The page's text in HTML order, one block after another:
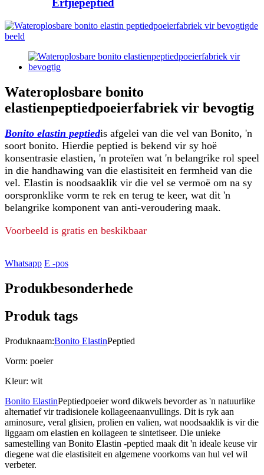
Ertjiepeptied
Wateroplosbare bonito
elastienpeptiedpoeierfabriek vir bevogtig
Bonito elastin peptiedis afgelei van die vel van Bonito, 'n
soort bonito. Hierdie peptied is bekend vir sy hoë
konsentrasie elastien, 'n proteïen wat 'n belangrike rol speel
in die handhawing van die elastisiteit en fermheid van die
vel. Elastin is noodsaaklik vir die vel se vermoë om na sy
oorspronklike vorm te rek en terug te keer, wat dit 'n
belangrike komponent van anti-veroudering maak.
Voorbeeld is gratis en beskikbaar
Whatsapp E -pos
Produkbesonderhede
Produk tags
Produknaam:Bonito ElastinPeptied
Vorm: poeier
Kleur: wit
Bonito ElastinPeptiedpoeier word dikwels bevorder as 'n natuurlike
alternatief vir tradisionele kollageenaanvullings. Dit is ryk aan
aminosure, veral glisien, prolien en valien, wat noodsaaklik is vir die
liggaam om elastien en kollageen te sintetiseer. Die unieke
samestelling van Bonito Elastin -peptied maak dit 'n ideale keuse vir
diegene wat die elastisiteit en algemene voorkoms van hul vel wil
verbeter.